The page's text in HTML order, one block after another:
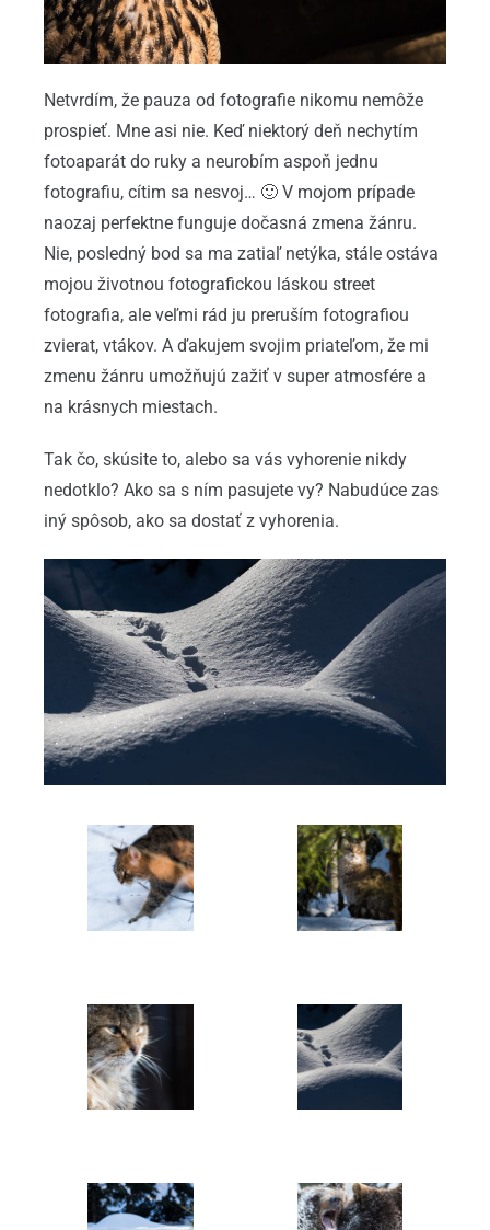
Netvrdím, že pauza od fotografie nikomu nemôže
prospieť. Mne asi nie. Keď niektorý deň nechytím
fotoaparát do ruky a neurobím aspoň jednu
fotografiu, cítim sa nesvoj… 🙂 V mojom prípade
naozaj perfektne funguje dočasná zmena žánru.
Nie, posledný bod sa ma zatiaľ netýka, stále ostáva
mojou životnou fotografickou láskou street
fotografia, ale veľmi rád ju preruším fotografiou
zvierat, vtákov. A ďakujem svojim priateľom, že mi
zmenu žánru umožňujú zažiť v super atmosfére a
na krásnych miestach.
Tak čo, skúsite to, alebo sa vás vyhorenie nikdy
nedotklo? Ako sa s ním pasujete vy? Nabudúce zas
iný spôsob, ako sa dostať z vyhorenia.